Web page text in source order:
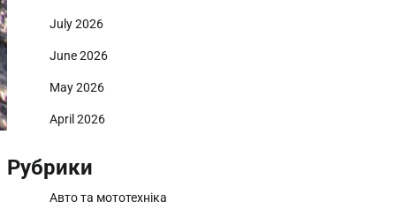
July 2026
June 2026
May 2026
April 2026
Рубрики
Авто та мототехніка